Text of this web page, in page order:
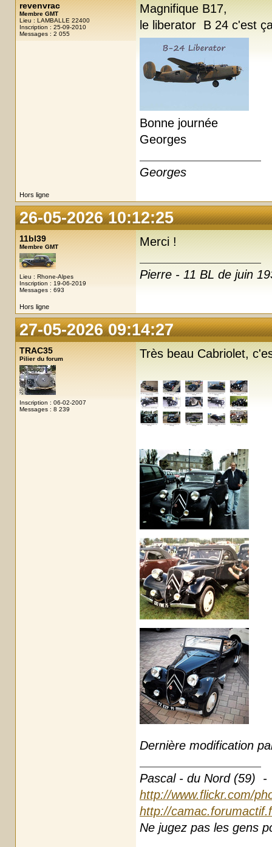
revenvrac
Membre GMT
Lieu : LAMBALLE 22400
Inscription : 25-09-2010
Messages : 2 055
Magnifique B17,
le liberator B 24 c'est
Bonne journée
Georges
Georges
Hors ligne
26-05-2026 10:12:25
11bl39
Membre GMT
Lieu : Rhone-Alpes
Inscription : 19-06-2019
Messages : 693
Merci !
Pierre - 11 BL de juin
Hors ligne
27-05-2026 09:14:27
TRAC35
Pilier du forum
Inscription : 06-02-2007
Messages : 8 239
Très beau Cabriolet,
Dernière modification
Pascal - du Nord (59) -
http://www.flickr.com/
http://
Ne jugez pas les gens